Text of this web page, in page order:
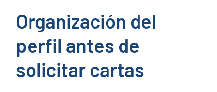
Organización del
perfil antes de
solicitar cartas